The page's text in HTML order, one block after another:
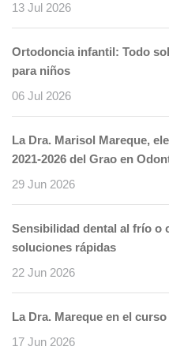
13 Jul 2026
Ortodoncia infantil: Todo
para niños
06 Jul 2026
La Dra. Marisol Mareque,
2021-2026 del Grao en
29 Jun 2026
Sensibilidad dental al frío o
soluciones rápidas
22 Jun 2026
La Dra. Mareque en el
17 Jun 2026